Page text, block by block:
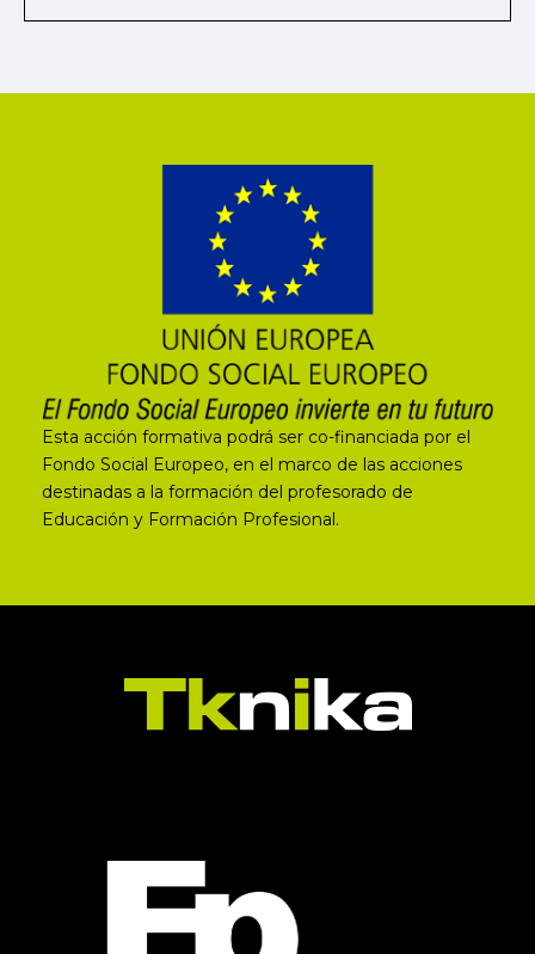
Esta acción formativa podrá ser co-financiada por el
Fondo Social Europeo, en el marco de las acciones
destinadas a la formación del profesorado de
Educación y Formación Profesional.